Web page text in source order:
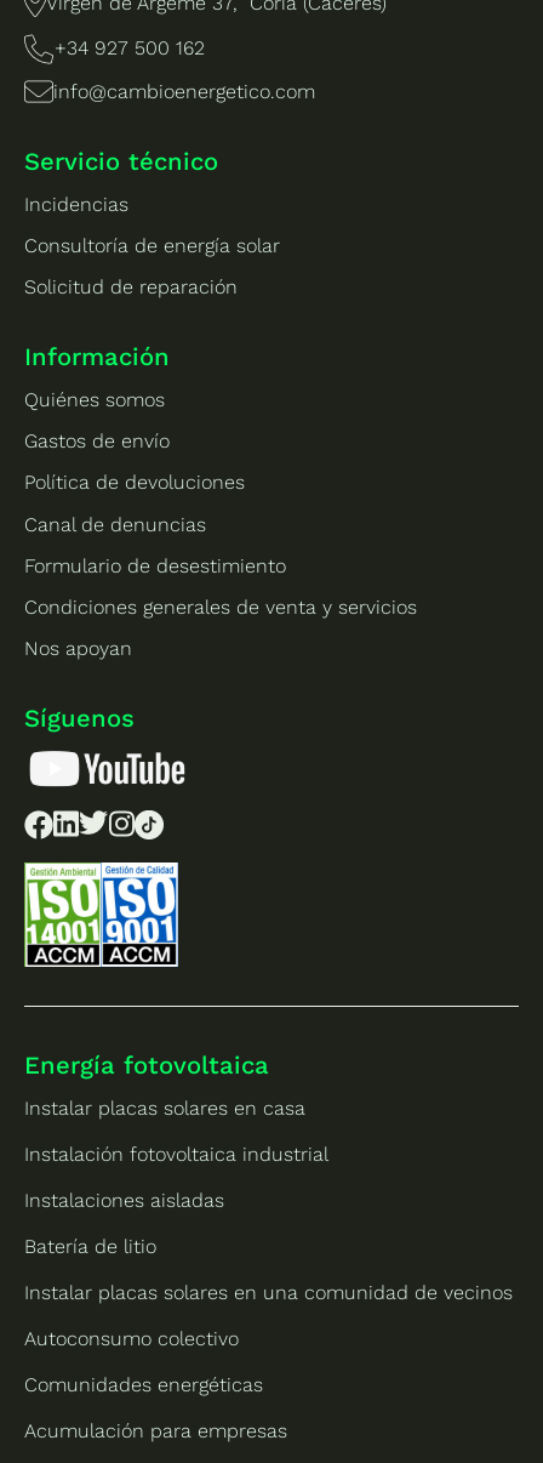
+34 927 500 162
info@cambioenergetico.com
Servicio técnico
Incidencias
Consultoría de energía solar
Solicitud de reparación
Información
Quiénes somos
Gastos de envío
Política de devoluciones
Canal de denuncias
Formulario de desestimiento
Condiciones generales de venta y servicios
Nos apoyan
Síguenos
Energía fotovoltaica
Instalar placas solares en casa
Instalación fotovoltaica industrial
Instalaciones aisladas
Batería de litio
Instalar placas solares en una comunidad de vecinos
Autoconsumo colectivo
Comunidades energéticas
Acumulación para empresas